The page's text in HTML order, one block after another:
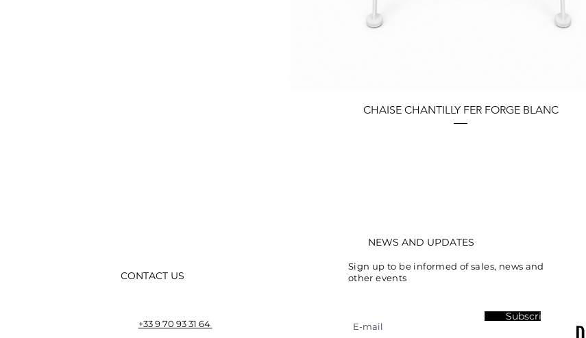
Quick View
CHAISE CHANTILLY FER FORGE BLANC
CONTACT US
+33 9 70 93 31 64
NEWS AND UPDATES
Sign up to be informed of sales, news and
other events
Subscribe